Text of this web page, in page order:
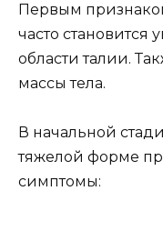
Первым
часто становится
области талии.
массы тела.
В начальной
тяжелой форме
симптомы: